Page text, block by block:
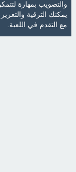
والتصويب بمهارة
يمكنك الترقية
مع التقدم في اللعبة.